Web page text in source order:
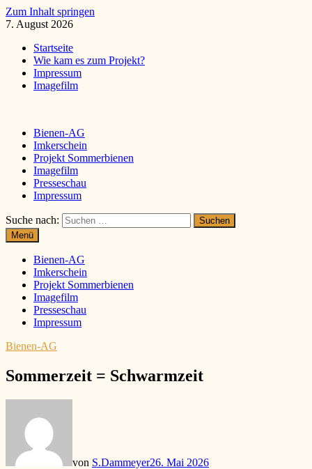
Zum Inhalt springen
7. August 2026
Startseite
Wie kam es zum Projekt?
Impressum
Imagefilm
Bienen-AG
Imkerschein
Projekt Sommerbienen
Imagefilm
Presseschau
Impressum
Suche nach:
Menü
Bienen-AG
Imkerschein
Projekt Sommerbienen
Imagefilm
Presseschau
Impressum
Bienen-AG
Sommerzeit = Schwarmzeit
von S.Dammeyer26. Mai 2026